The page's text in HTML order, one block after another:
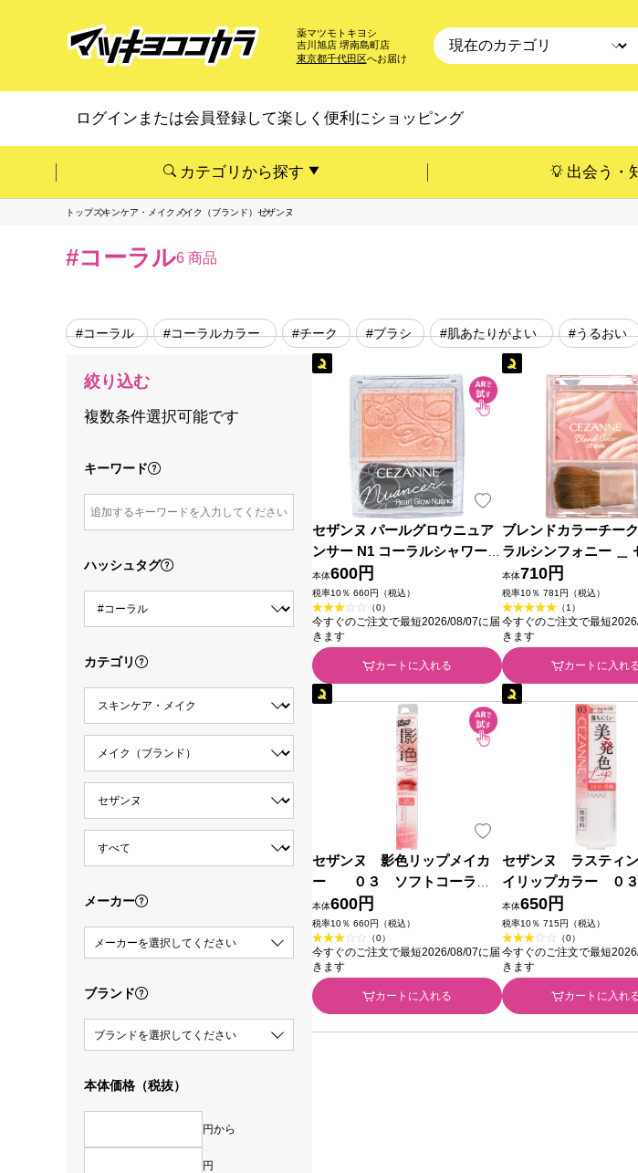
薬マツモトキヨシ
吉川旭店 堺南島町店
東京都千代田区へお届け
ログインまたは会員登録して楽しく便利にショッピング
カテゴリから探す 出会う・
トップスキンケア・メイク メイク（ブランド） セザンヌ
#コーラル6 商品
#コーラル #コーラルカラー #チーク #ブラシ #肌あたりがよい #うるおい
絞り込む
複数条件選択可能です
キーワード
ハッシュタグ
カテゴリ
メーカー
メーカーを選択してください
ブランド
ブランドを選択してください
本体価格（税抜）
円から
円
セザンヌ パールグロウニュア
ンサー N1 コーラルシャワー
＿ セザンヌ化粧品
本体600円
税率10％ 660円（税込）
（0）
今すぐのご注文で最短2026/08/07に届
きます
カートに入れる
ブレンドカラーチー
ラルシンフォニー ＿
化粧品
本体710円
税率10％ 781円（税込）
（1）
今すぐのご注文で最短
きます
カートに入れ
セザンヌ 影色リップメイカ
ー ０３ ソフトコーラル
＿ セザンヌ化粧品
本体600円
税率10％ 660円（税込）
（0）
今すぐのご注文で最短2026/08/07に届
きます
カートに入れる
セザンヌ ラスティ
イリップカラー ０
ラルピンク ＿ セザン
本体650円
税率10％ 715円（税込）
（0）
今すぐのご注文で最短
きます
カートに入れ